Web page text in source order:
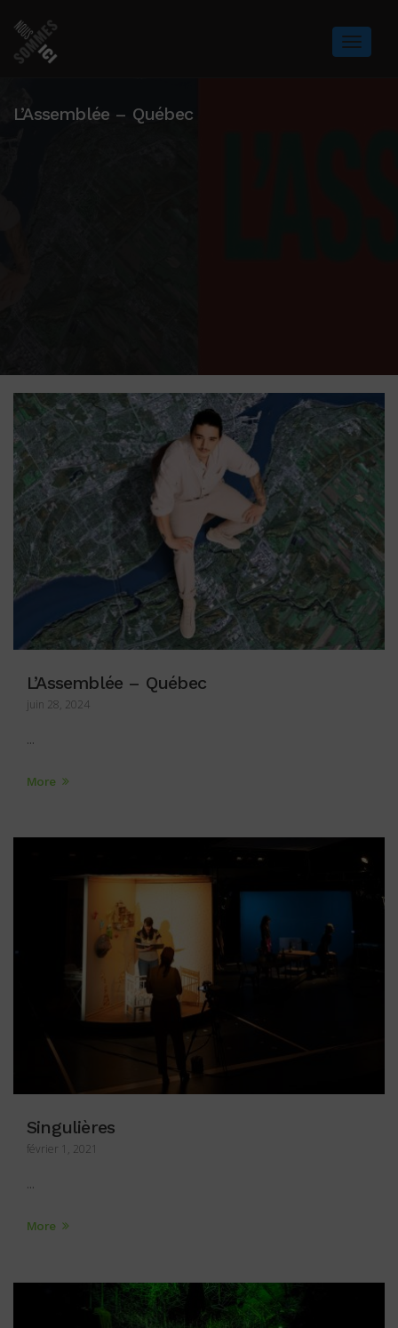
L’Assemblée – Québec
L’Assemblée – Québec
juin 28, 2024
...
More
Singulières
février 1, 2021
...
More